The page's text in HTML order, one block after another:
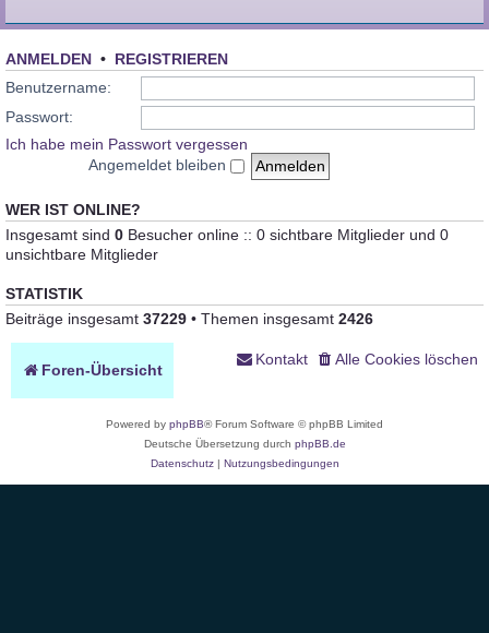
ANMELDEN • REGISTRIEREN
Benutzername:
Passwort:
Ich habe mein Passwort vergessen
Angemeldet bleiben
WER IST ONLINE?
Insgesamt sind 0 Besucher online :: 0 sichtbare Mitglieder und 0
unsichtbare Mitglieder
STATISTIK
Beiträge insgesamt 37229 • Themen insgesamt 2426
Foren-Übersicht
Alle Cookies löschen
Kontakt
Powered by phpBB® Forum Software © phpBB Limited
Deutsche Übersetzung durch phpBB.de
Datenschutz| Nutzungsbedingungen